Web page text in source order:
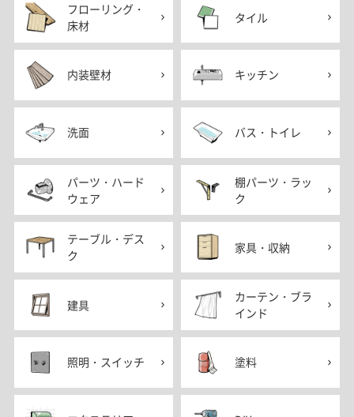
フローリング・
床材
タイル
内装壁材 キッチン
洗面 バス・トイレ
パーツ・ハード
ウェア
棚パーツ・ラッ
ク
テーブル・デス
ク
家具・収納
建具
カーテン・ブラ
インド
照明・スイッチ 塗料